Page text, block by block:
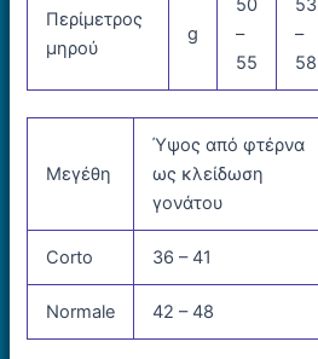
Περίμετρος
μηρού
g
50
–
55
53
–
58
Μεγέθη
Ύψος από φτέρνα
ως κλείδωση
γονάτου
Corto 36 – 41
Normale 42 – 48